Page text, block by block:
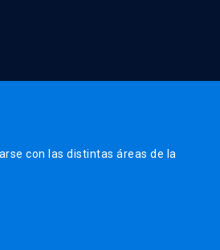
con las distintas áreas de la